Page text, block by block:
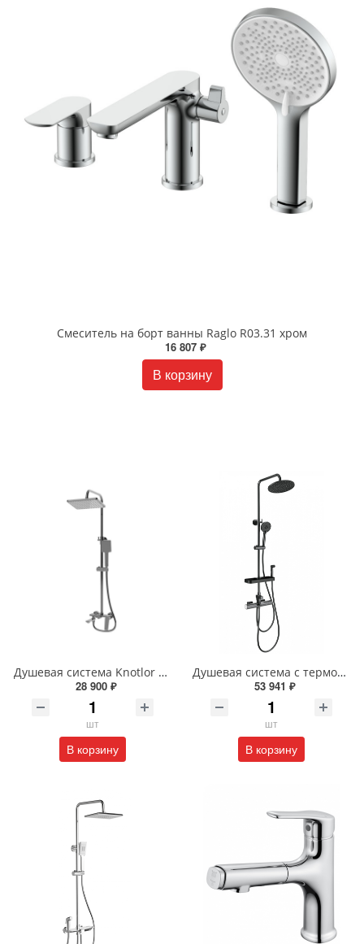
Смеситель на борт ванны Raglo R03.31 хром
16 807 ₽
В корзину
Душевая система Knotlor MUSE KN-62/GM вороненая сталь
28 900 ₽
шт
В корзину
Душевая система с термостатом Wonzon & Woghand WW-C3017-A1-BGG темный графит
53 941 ₽
шт
В корзину